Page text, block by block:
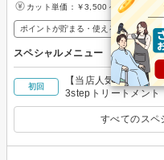
カット単価： ￥3,500～
ポイントが貯まる・使える メンズ歓
スペシャルメニュー
初回
【当店人気No1♪】
3stepトリートメント
すべてのスペ